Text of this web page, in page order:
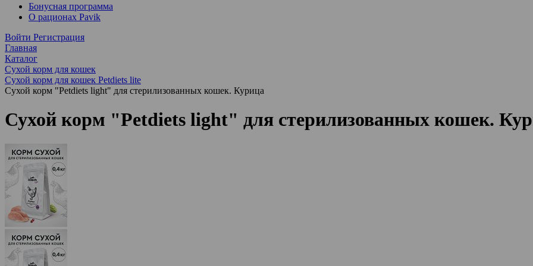
Бонусная программа
О рационах Pavik
Войти Регистрация
Главная
Каталог
Сухой корм для кошек
Сухой корм для кошек Petdiets lite
Сухой корм "Petdiets light" для стерилизованных кошек. Курица
Сухой корм "Petdiets light" для стерилизованных кошек.